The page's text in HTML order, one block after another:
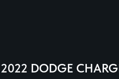
2022 DODGE